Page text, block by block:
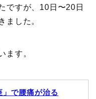
ですが、10日〜20日
ました。
ます。
」で腰痛が治る